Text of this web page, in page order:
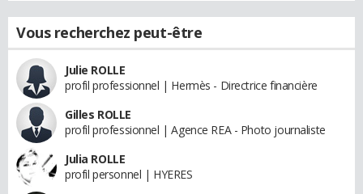
Vous recherchez peut-être
Julie ROLLE
profil professionnel | Hermès - Directrice financière
Gilles ROLLE
profil professionnel | Agence REA - Photo journaliste
Julia ROLLE
profil personnel | HYERES